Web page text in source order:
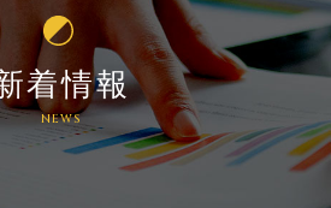
着情報
NEWS